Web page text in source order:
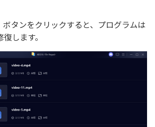
ボタンをクリックすると、プログラムは
します。